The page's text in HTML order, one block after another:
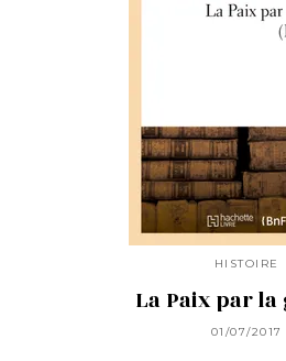
HISTOIRE
La Paix par
01/07/2017